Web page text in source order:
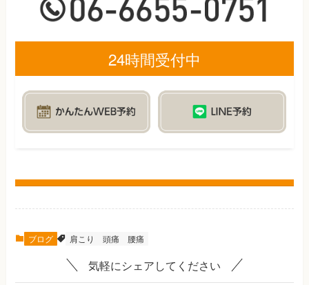
24時間受付中
ブログ 肩こり 頭痛 腰痛
気軽にシェアしてください